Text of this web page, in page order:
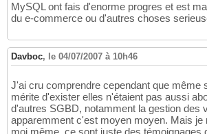
MySQL ont fais d'enorme progres et est
du e-commerce ou d'autres choses
Davboc, le 04/07/2007 à 10h46
J'ai cru comprendre cependant que même
mérite d'exister elles n'étaient pas aussi
d'autres SGBD, notamment la gestion des
apparemment c'est moyen moyen. Mais je